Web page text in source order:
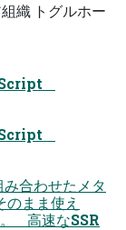
織 トグルホー
合わせたメタ
まま使え
高速なSSR